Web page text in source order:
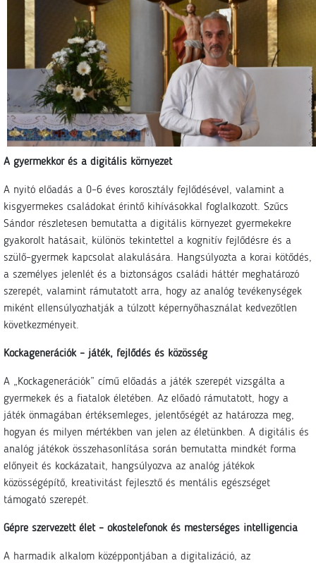
A gyermekkor és a digitális környezet
A nyitó előadás a 0–6 éves korosztály fejlődésével, valamint a
kisgyermekes családokat érintő kihívásokkal foglalkozott. Szűcs
Sándor részletesen bemutatta a digitális környezet gyermekekre
gyakorolt hatásait, különös tekintettel a kognitív fejlődésre és a
szülő–gyermek kapcsolat alakulására. Hangsúlyozta a korai kötődés,
a személyes jelenlét és a biztonságos családi háttér meghatározó
szerepét, valamint rámutatott arra, hogy az analóg tevékenységek
miként ellensúlyozhatják a túlzott képernyőhasználat kedvezőtlen
következményeit.
Kockagenerációk – játék, fejlődés és közösség
A „Kockagenerációk” című előadás a játék szerepét vizsgálta a
gyermekek és a fiatalok életében. Az előadó rámutatott, hogy a
játék önmagában értéksemleges, jelentőségét az határozza meg,
hogyan és milyen mértékben van jelen az életünkben. A digitális és
analóg játékok összehasonlítása során bemutatta mindkét forma
előnyeit és kockázatait, hangsúlyozva az analóg játékok
közösségépítő, kreativitást fejlesztő és mentális egészséget
támogató szerepét.
Gépre szervezett élet – okostelefonok és mesterséges intelligencia
A harmadik alkalom középpontjában a digitalizáció, az